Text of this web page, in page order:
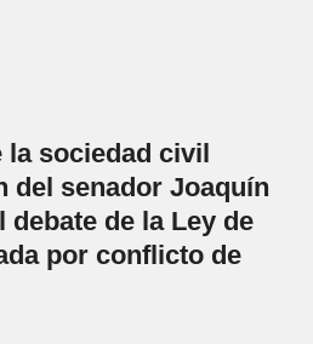
la sociedad civil
del senador Joaquín
debate de la Ley de
por conflicto de